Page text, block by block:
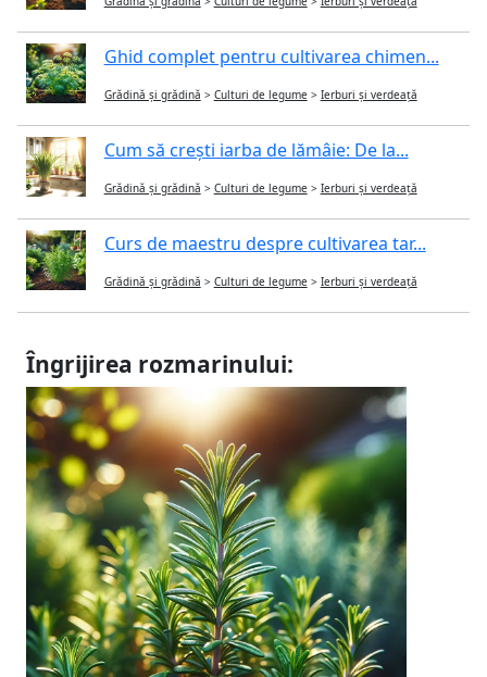
Ghid complet pentru cultivarea chimen...
Grădină și grădină > Culturi de legume > Ierburi și verdeață
Cum să crești iarba de lămâie: De la...
Grădină și grădină > Culturi de legume > Ierburi și verdeață
Curs de maestru despre cultivarea tar...
Grădină și grădină > Culturi de legume > Ierburi și verdeață
Îngrijirea rozmarinului: